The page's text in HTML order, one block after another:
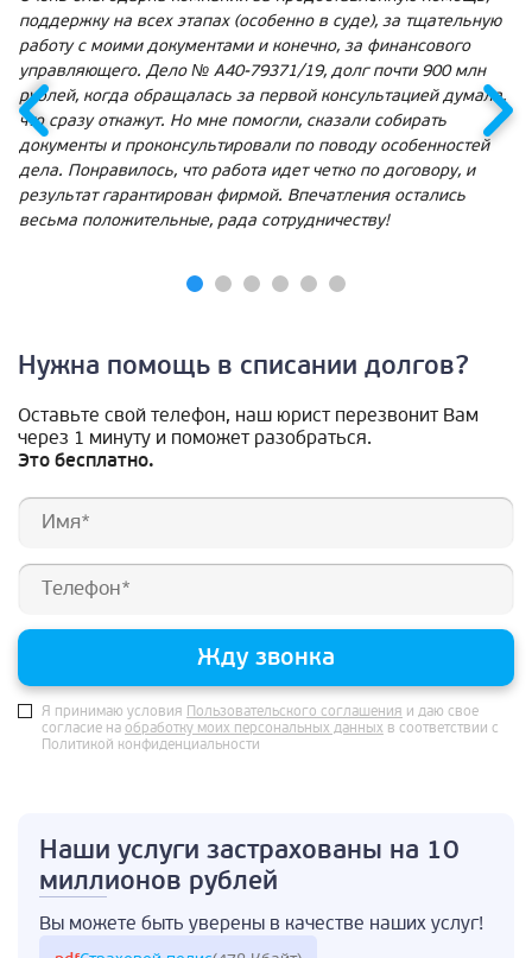
поддержку на всех этапах (особенно в суде), за тщательную
работу с моими документами и конечно, за финансового
управляющего. Дело № А40-79371/19, долг почти 900 млн
рублей, когда обращалась за первой консультацией думала,
что сразу откажут. Но мне помогли, сказали собирать
документы и проконсультировали по поводу особенностей
дела. Понравилось, что работа идет четко по договору, и
результат гарантирован фирмой. Впечатления остались
весьма положительные, рада сотрудничеству!
Нужна помощь в списании долгов?
Оставьте свой телефон, наш юрист перезвонит Вам
через 1 минуту и поможет разобраться.
Это бесплатно.
Жду звонка
Я принимаю условия Пользовательского соглашения и даю свое
согласие на обработку моих персональных данных в соответствии с
Политикой конфиденциальности
Наши услуги застрахованы на 10
миллионов рублей
Вы можете быть уверены в качестве наших услуг!